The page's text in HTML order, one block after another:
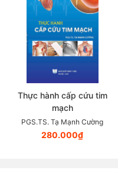
Thực hành cấp cứu tim
mạch
PGS.TS. Tạ Mạnh Cường
280.000₫